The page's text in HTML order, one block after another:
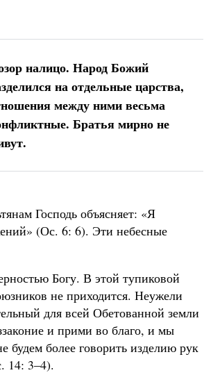
налицо. Народ Божий
на отдельные царства,
между ними весьма
Братья мирно не
Господь объясняет: «Я
(Ос. 6: 6). Эти небесные
Богу. В этой тупиковой
не приходится. Неужели
для всей Обетованной земли
и прими во благо, и мы
будем более говорить изделию рук
14: 3–4).